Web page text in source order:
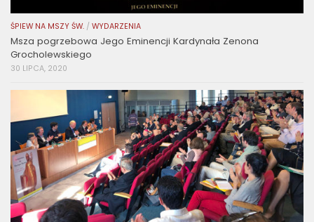
ŚPIEW NA MSZY ŚW. / WYDARZENIA
Msza pogrzebowa Jego Eminencji Kardynała Zenona
Grocholewskiego
30 LIPCA, 2020